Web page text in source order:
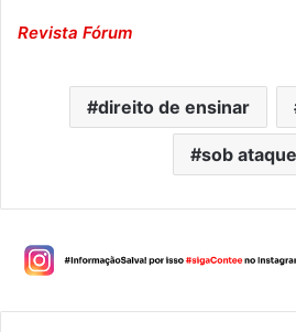
Revista Fórum
direito de ensinar
sob ataque